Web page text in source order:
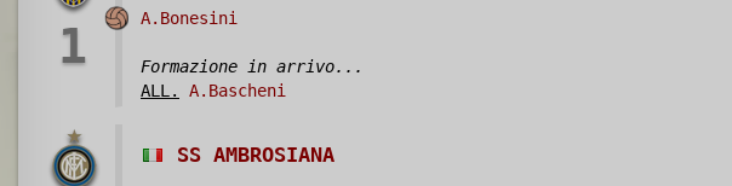
1 A.Bonesini
Formazione in arrivo...
ALL.
A.Bascheni
SS AMBROSIANA